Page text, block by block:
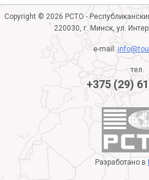
Copyright © 2026 РСТО -
220030, г. Минск, ул.
e-mail:
тел.
+375 (29)
Разработано в